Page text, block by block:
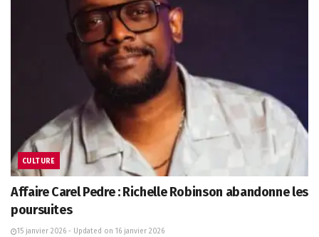
CULTURE
Affaire Carel Pedre : Richelle Robinson abandonne les
poursuites
15 janvier 2026 - Updated on 16 janvier 2026